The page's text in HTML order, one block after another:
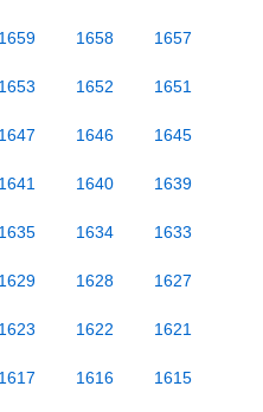
1659 1658 1657
1653 1652 1651
1647 1646 1645
1641 1640 1639
1635 1634 1633
1629 1628 1627
1623 1622 1621
1617 1616 1615